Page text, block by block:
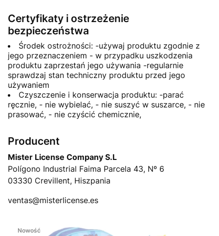
Certyfikaty i ostrzeżenie
bezpieczeństwa
Środek ostrożności: -używaj produktu zgodnie z
jego przeznaczeniem - w przypadku uszkodzenia
produktu zaprzestań jego używania -regularnie
sprawdzaj stan techniczny produktu przed jego
używaniem
Czyszczenie i konserwacja produktu: -parać
ręcznie, - nie wybielać, - nie suszyć w suszarce, - nie
prasować, - nie czyścić chemicznie,
Producent
Mister License Company S.L
Polígono Industrial Faima Parcela 43, Nº 6
03330 Crevillent, Hiszpania
ventas@misterlicense.es
Nowość